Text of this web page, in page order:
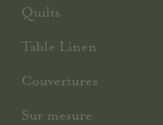
Quilts
Table Linen
Couvertures
Sur mesure